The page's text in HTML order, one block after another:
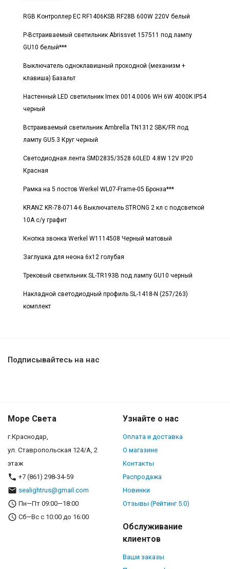
RGB Контроллер EC RF1406KSB RF28B 600W 220V белый
Р-Встраиваемый светильник Abrissvet 157511 под лампу
GU10 белый***
Выключатель одноклавишный проходной (механизм +
клавиша) Базальт
Настенный LED светильник Imex 0014.0006 WH 6W 4000K IP54
черный
Встраиваемый светильник Ambrella TN1312 SBK/FR под
лампу GU5.3 Круг черный
Светодиодная лента SMD2835/3528 60LED 4.8W 12V IP20
Красная
Рамка на 5 постов Werkel WL07-Frame-05 Бронза***
KRANZ KR-78-0714-6 Выключатель STRONG 2 кл с подсветкой
10А с/у графит
Кнопка звонка Werkel W1114508 Черный матовый
Заглушка для неона 6x12 голубая
Трековый светильник SL-TR193B под лампу GU10 черный
Накладной светодиодный профиль SL-1418-N (257/263)
комплект
Подписывайтесь на нас
Море Света
г.Краснодар,
ул. Ставропольская 124/А, 2
этаж
+7 (861) 298-34-59
sealightrus@gmail.com
Пн—Пт 09:00—18:00
Сб—Вс с 10:00 до 16:00
Узнайте о нас
Оплата и доставка
О магазине
Контакты
Распродажа
Новинки
Отзывы (Рейтинг 5.0)
Обслуживание
клиентов
Ваши заказы